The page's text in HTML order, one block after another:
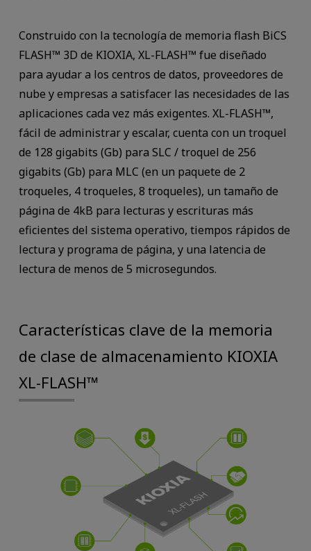
Construido con la tecnología de memoria flash BiCS
FLASH™ 3D de KIOXIA, XL-FLASH™ fue diseñado
para ayudar a los centros de datos, proveedores de
nube y empresas a satisfacer las necesidades de las
aplicaciones cada vez más exigentes. XL-FLASH™,
fácil de administrar y escalar, cuenta con un troquel
de 128 gigabits (Gb) para SLC / troquel de 256
gigabits (Gb) para MLC (en un paquete de 2
troqueles, 4 troqueles, 8 troqueles), un tamaño de
página de 4kB para lecturas y escrituras más
eficientes del sistema operativo, tiempos rápidos de
lectura y programa de página, y una latencia de
lectura de menos de 5 microsegundos.
Características clave de la memoria
de clase de almacenamiento KIOXIA
XL-FLASH™